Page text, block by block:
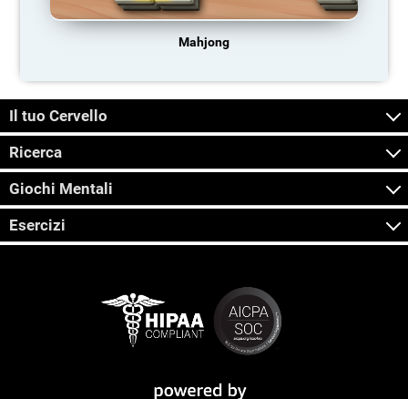
Mahjong
Il tuo Cervello
Ricerca
Giochi Mentali
Esercizi